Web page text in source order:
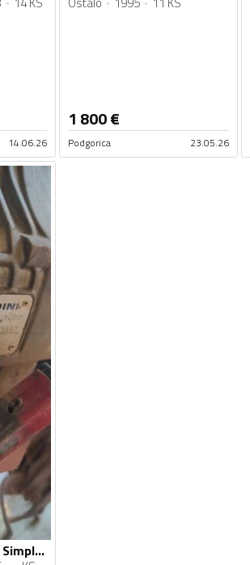
14.06.26
1 800€
Podgorica 23.05.26
Lombardini - Brumi Simplex